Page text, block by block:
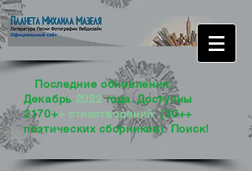
Последние обновления:
Декабрь2022года. Доступны
2170++ стихотворений. (30++
поэтических сборников). Поиск!